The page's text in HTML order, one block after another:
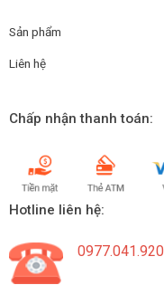
Sản phẩm
Liên hệ
Chấp nhận thanh toán:
Hotline liên hệ:
0977.041.920